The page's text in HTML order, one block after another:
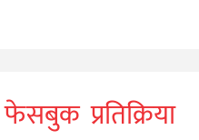
फेसबुक प्रतिक्रिया